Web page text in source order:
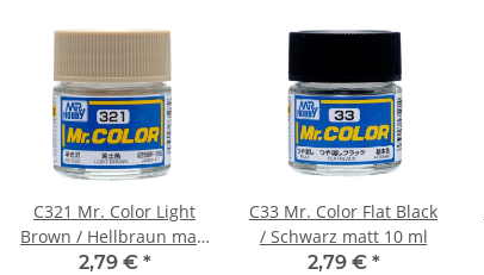
C321 Mr. Color Light
Brown / Hellbraun matt
10 ml
2,79 € *
C33 Mr. Color Flat Black
/ Schwarz matt 10 ml
2,79 € *